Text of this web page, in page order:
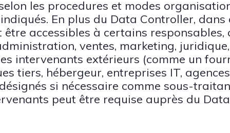
les procedures et modes
En plus du Data Controller, dans
être accessibles à certains responsables,
ventes, marketing,
intervenants extérieurs (comme un
tiers, hébergeur, entreprises IT,
si nécessaire comme sous-
peut être requise auprès du